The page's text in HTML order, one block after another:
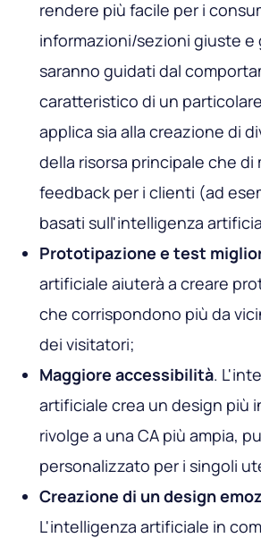
rendere più facile per i
informazioni/sezioni giuste e
saranno guidati dal
caratteristico di un
applica sia alla creazione di
della risorsa principale che di
feedback per i clienti (ad
basati sull'intelligenza
Prototipazione e test
artificiale aiuterà a creare
che corrispondono più da
dei visitatori;
Maggiore accessibilità.
artificiale crea un design più
rivolge a una CA più ampia,
personalizzato per i singoli
Creazione di un design
L'intelligenza artificiale in